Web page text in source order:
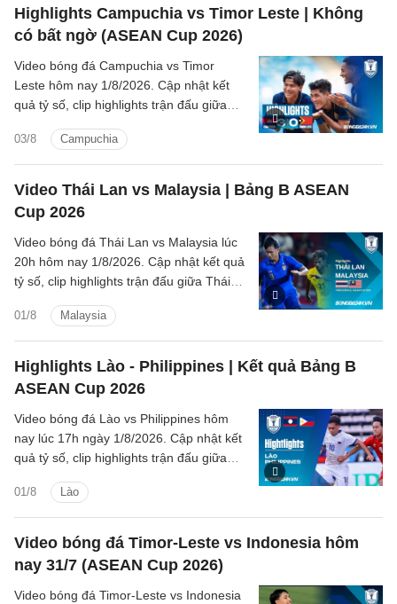
Highlights Campuchia vs Timor Leste | Không
có bất ngờ (ASEAN Cup 2026)
03/8 Campuchia
Video bóng đá Campuchia vs Timor
Leste hôm nay 1/8/2026. Cập nhật kết
quả tỷ số, clip highlights trận đấu giữa
ASEAN Cup 2026).
Video Thái Lan vs Malaysia | Bảng B ASEAN
Cup 2026
01/8 Malaysia
Video bóng đá Thái Lan vs Malaysia lúc
20h hôm nay 1/8/2026. Cập nhật kết quả
tỷ số, clip highlights trận đấu giữa Thái
2026).
Highlights Lào - Philippines | Kết quả Bảng B
ASEAN Cup 2026
01/8 Lào
Video bóng đá Lào vs Philippines hôm
nay lúc 17h ngày 1/8/2026. Cập nhật kết
quả tỷ số, clip highlights trận đấu giữa
2026).
Video bóng đá Timor-Leste vs Indonesia hôm
nay 31/7 (ASEAN Cup 2026)
Video bóng đá Timor-Leste vs Indonesia